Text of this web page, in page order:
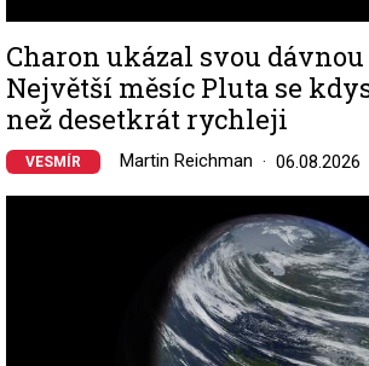
Charon ukázal svou
Největší měsíc Pluta se
než desetkrát rychleji
VESMÍR Martin Reichman 06.08.2026